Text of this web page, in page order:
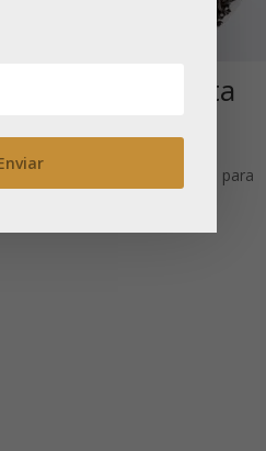
Fresas con nata
aromatizado)
Necesitas estar registrado para